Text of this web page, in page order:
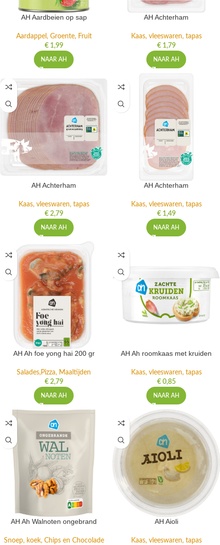
AH Aardbeien op sap
Aardappel, Groente, Fruit
€1,99
NAAR AH
AH Achterham
Kaas, vleeswaren, tapas
€1,79
NAAR AH
AH Achterham
Kaas, vleeswaren, tapas
€2,79
NAAR AH
AH Achterham
Kaas, vleeswaren, tapas
€1,49
NAAR AH
AH Ah foe yong hai 200 gr
Salades,Pizza, Maaltijden
€2,79
NAAR AH
AH Ah roomkaas met kruiden
Kaas, vleeswaren, tapas
€0,85
NAAR AH
AH Ah Walnoten ongebrand
Snoep, koek, Chips en Chocolade
AH Aioli
Kaas, vleeswaren, tapas